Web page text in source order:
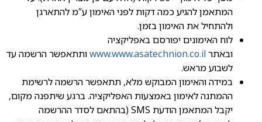
המתאמן להגיע כמה דקות לפני האימון ע”מ להתארגן
ולהתחיל את האימון בזמן.
לוח האימונים יפורסם באפליקציה
ובאתרwww.www.asatechnion.co.ilותתאפשר הרשמה עד
לשבוע מראש.
במידה והאימון המבוקש מלא, תתאפשר הרשמה לרשימת
ההמתנה לאימון באמצעות האפליקציה. ברגע שיתפנה מקום,
יקבל המתאמן הודעת SMS (בהתאם לסדר ההרשמה